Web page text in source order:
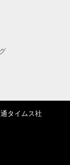
タイムス社